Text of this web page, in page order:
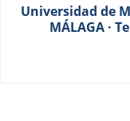
Universidad de
MÁLAGA ·